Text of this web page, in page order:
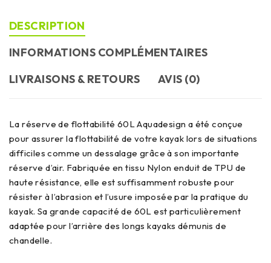
DESCRIPTION
INFORMATIONS COMPLÉMENTAIRES
LIVRAISONS & RETOURS
AVIS (0)
La réserve de flottabilité 60L Aquadesign a été conçue
pour assurer la flottabilité de votre kayak lors de situations
difficiles comme un dessalage grâce à son importante
réserve d’air. Fabriquée en tissu Nylon enduit de TPU de
haute résistance, elle est suffisamment robuste pour
résister à l’abrasion et l’usure imposée par la pratique du
kayak. Sa grande capacité de 60L est particulièrement
adaptée pour l’arrière des longs kayaks démunis de
chandelle.